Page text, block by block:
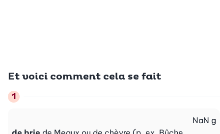
Et voici comment cela se fait
NaN g